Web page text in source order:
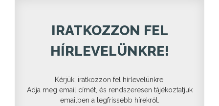
IRATKOZZON FEL
HÍRLEVELÜNKRE!
Kérjük, iratkozzon fel hírlevelünkre.
Adja meg email címét, és rendszeresen tájékoztatjuk
emailben a legfrissebb hírekről.